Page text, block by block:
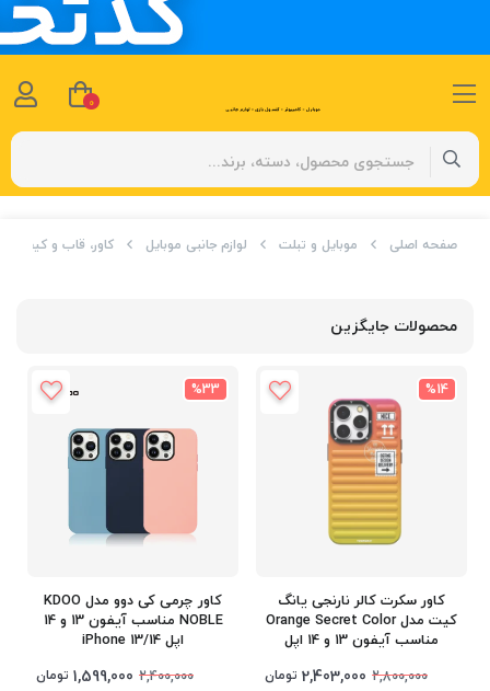
صفحه اصلی موبایل و تبلت لوازم جانبی موبایل کاور، قاب و کیف
محصولات جایگزین
%14
کاور سکرت کالر نارنجی یانگ
کیت مدل Orange Secret Color
مناسب آیفون 13 و 14 اپل
2,800,000
2,403,000 تومان
%33
کاور چرمی کی‌ دوو مدل KDOO
NOBLE مناسب آیفون 13 و 14
اپل iPhone 13/14
2,400,000
1,599,000 تومان
0